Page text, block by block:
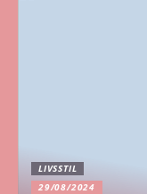
LIVSSTIL
29/08/2024